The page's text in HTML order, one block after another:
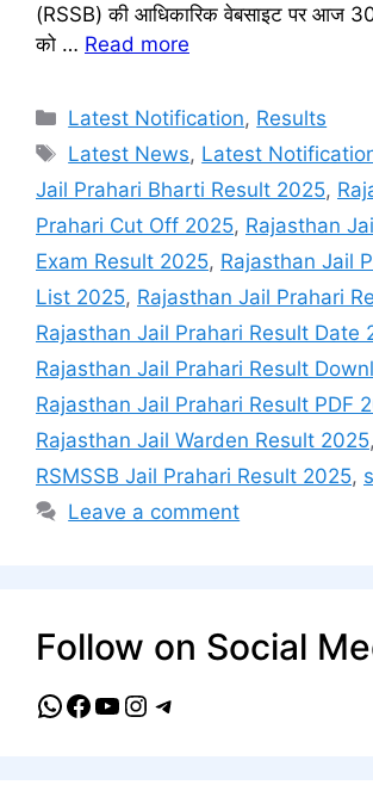
(RSSB) की आधिकारिक वेबसाइट पर आज
को … Read more
Categories
Latest Notification, Results
Tags
Latest News, Latest
Jail Prahari Bharti Result 2025,
Prahari Cut Off 2025, Rajasthan
Exam Result 2025, Rajasthan Jail
List 2025, Rajasthan Jail Prahari
Rajasthan Jail Prahari Result Date
Rajasthan Jail Prahari Result
Rajasthan Jail Prahari Result PDF
Rajasthan Jail Warden Result 2025,
RSMSSB Jail Prahari Result 2025,
Leave a comment
Follow on Social
WhatsApp
Facebook
YouTube
Instagram
Telegram